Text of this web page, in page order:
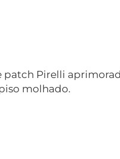
patch Pirelli
molhado.